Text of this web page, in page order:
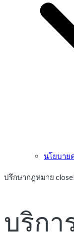
นโยบาย
ปรึกษากฎหมาย
บริกา